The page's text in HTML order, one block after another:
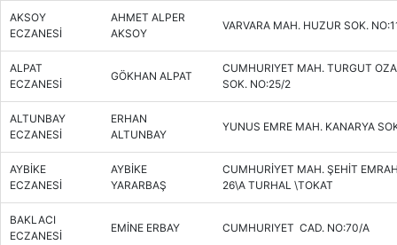
AKSOY
ECZANESİ
AHMET ALPER
AKSOY
VARVARA MAH. HUZUR SOK.
ALPAT
ECZANESİ
GÖKHAN ALPAT
CUMHURIYET MAH. TURGUT
SOK. NO:25/2
ALTUNBAY
ECZANESİ
ERHAN
ALTUNBAY
YUNUS EMRE MAH. KANARYA
AYBİKE
ECZANESİ
AYBİKE
YARARBAŞ
CUMHURİYET MAH. ŞEHİT
26\A TURHAL \TOKAT
BAKLACI
ECZANESİ
EMİNE ERBAY CUMHURIYET CAD. NO:70/A